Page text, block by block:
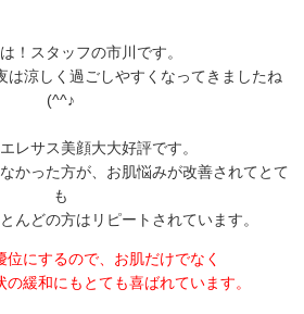
！スタッフの市川です。
は涼しく過ごしやすくなってきましたね
(^^♪
レサス美顔大大好評です。
かった方が、お肌悩みが改善されてとて
も
んどの方はリピートされています。
位にするので、お肌だけでなく
緩和にもとても喜ばれています。